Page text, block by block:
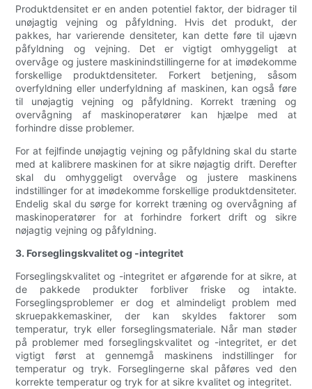
Produktdensitet er en anden potentiel faktor, der bidrager til
unøjagtig vejning og påfyldning. Hvis det produkt, der
pakkes, har varierende densiteter, kan dette føre til ujævn
påfyldning og vejning. Det er vigtigt omhyggeligt at
overvåge og justere maskinindstillingerne for at imødekomme
forskellige produktdensiteter. Forkert betjening, såsom
overfyldning eller underfyldning af maskinen, kan også føre
til unøjagtig vejning og påfyldning. Korrekt træning og
overvågning af maskinoperatører kan hjælpe med at
forhindre disse problemer.
For at fejlfinde unøjagtig vejning og påfyldning skal du starte
med at kalibrere maskinen for at sikre nøjagtig drift. Derefter
skal du omhyggeligt overvåge og justere maskinens
indstillinger for at imødekomme forskellige produktdensiteter.
Endelig skal du sørge for korrekt træning og overvågning af
maskinoperatører for at forhindre forkert drift og sikre
nøjagtig vejning og påfyldning.
3. Forseglingskvalitet og -integritet
Forseglingskvalitet og -integritet er afgørende for at sikre, at
de pakkede produkter forbliver friske og intakte.
Forseglingsproblemer er dog et almindeligt problem med
skruepakkemaskiner, der kan skyldes faktorer som
temperatur, tryk eller forseglingsmateriale. Når man støder
på problemer med forseglingskvalitet og -integritet, er det
vigtigt først at gennemgå maskinens indstillinger for
temperatur og tryk. Forseglingerne skal påføres ved den
korrekte temperatur og tryk for at sikre kvalitet og integritet.